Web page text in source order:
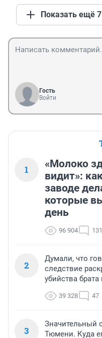
Показать ещё
Гость
Войти
1
«Молоко
видит»:
заводе
которые
день
96 904 131
2
Думали, что
следствие
убийства
39 328 47
3
Значительный
Тюмени. Куда